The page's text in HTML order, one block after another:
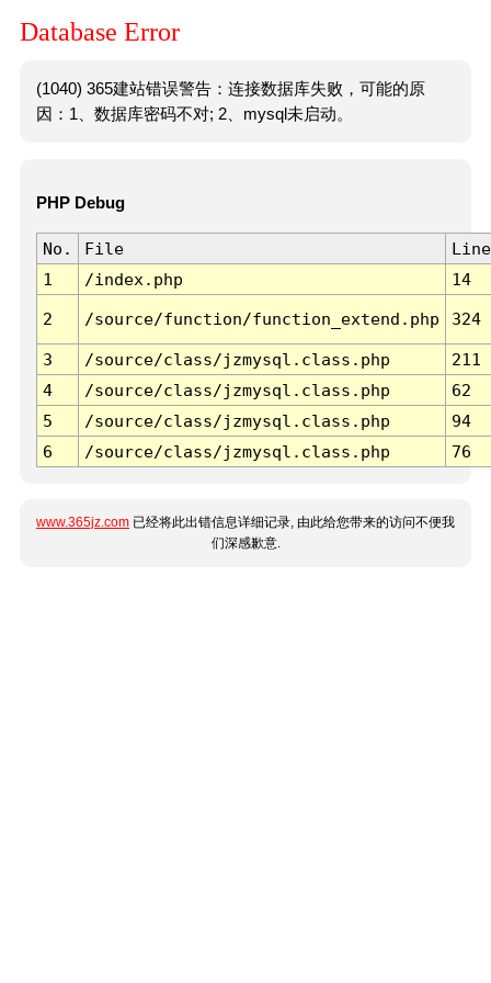
Database Error
(1040) 365建站错误警告：连接数据库失败，可能的原
因：1、数据库密码不对; 2、mysql未启动。
PHP Debug
No. File
Line
1
/index.php 14
2 /source/function/function_extend.php 324
3 /source/class/jzmysql.class.php
211
4
/source/class/jzmysql.class.php
62
5
/source/class/jzmysql.class.php
94
6
/source/class/jzmysql.class.php 76
www.365jz.com 已经将此出错信息详细记录, 由此给您带来的访问不便我
们深感歉意.